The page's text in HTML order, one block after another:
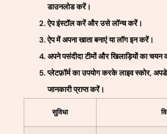
डाउनलोड करें।
ऐप इंस्टॉल करें और उसे लॉन्च करें।
ऐप में अपना खाता बनाएं या लॉग इन करें।
अपने पसंदीदा टीमों और खिलाड़ियों का चयन
प्लेटफ़ॉर्म का उपयोग करके लाइव स्कोर,
जानकारी प्राप्त करें।
सुविधा